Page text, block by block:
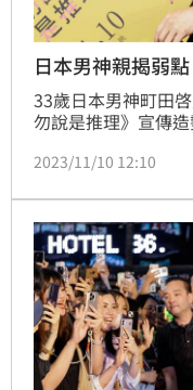
日本男神親揭弱
33歲日本男神町田
勿說是推理》宣傳
整」，電影版則找來
絲，也利用時間接
2023/11/10 12:10